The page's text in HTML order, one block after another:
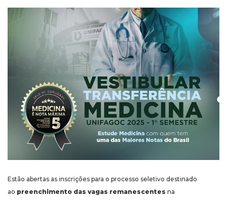
Estão abertas as inscrições para o processo seletivo destinado
ao preenchimento das vagas remanescentes na